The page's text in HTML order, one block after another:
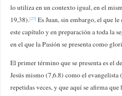
lo utiliza en un contexto igual, en el
19,38).[27] Es Juan, sin embargo, el que
este capítulo y en preparación a toda la
en el que la Pasión se presenta como
El primer término que se presenta es el
Jesús mismo (7,6.8) como el
repetidas veces, y que aquí se afirma que